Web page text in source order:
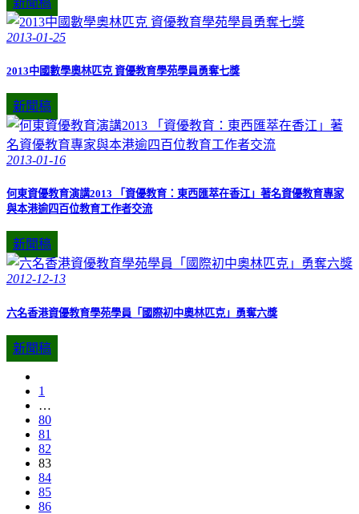
2013-01-25
2013中國數學奧林匹克 資優教育學苑學員勇奪七獎
新聞稿
2013-01-16
何東資優教育演講2013 「資優教育：東西匯萃在香江」著名資優教育專家
與本港逾四百位教育工作者交流
新聞稿
2012-12-13
六名香港資優教育學苑學員「國際初中奧林匹克」勇奪六獎
新聞稿
1
…
80
81
82
83
84
85
86